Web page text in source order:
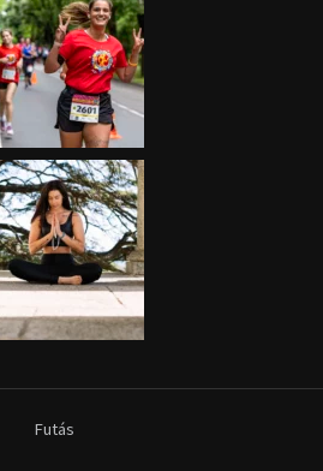
Futás